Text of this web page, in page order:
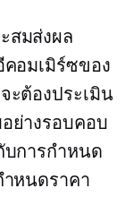
สมส่งผล
คอมเมิร์ซของ
ะต้องประเมิน
ย่างรอบคอบ
การกำหนด
ำหนดราคา